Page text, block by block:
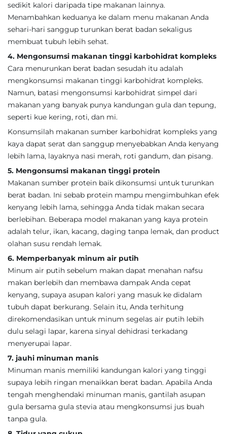
sedikit kalori daripada tipe makanan lainnya.
Menambahkan keduanya ke dalam menu makanan Anda
sehari-hari sanggup turunkan berat badan sekaligus
membuat tubuh lebih sehat.
4. Mengonsumsi makanan tinggi karbohidrat kompleks
Cara menurunkan berat badan sesudah itu adalah
mengkonsumsi makanan tinggi karbohidrat kompleks.
Namun, batasi mengonsumsi karbohidrat simpel dari
makanan yang banyak punya kandungan gula dan tepung,
seperti kue kering, roti, dan mi.
Konsumsilah makanan sumber karbohidrat kompleks yang
kaya dapat serat dan sanggup menyebabkan Anda kenyang
lebih lama, layaknya nasi merah, roti gandum, dan pisang.
5. Mengonsumsi makanan tinggi protein
Makanan sumber protein baik dikonsumsi untuk turunkan
berat badan. Ini sebab protein mampu mengimbuhkan efek
kenyang lebih lama, sehingga Anda tidak makan secara
berlebihan. Beberapa model makanan yang kaya protein
adalah telur, ikan, kacang, daging tanpa lemak, dan product
olahan susu rendah lemak.
6. Memperbanyak minum air putih
Minum air putih sebelum makan dapat menahan nafsu
makan berlebih dan membawa dampak Anda cepat
kenyang, supaya asupan kalori yang masuk ke didalam
tubuh dapat berkurang. Selain itu, Anda terhitung
direkomendasikan untuk minum segelas air putih lebih
dulu selagi lapar, karena sinyal dehidrasi terkadang
menyerupai lapar.
7. jauhi minuman manis
Minuman manis memiliki kandungan kalori yang tinggi
supaya lebih ringan menaikkan berat badan. Apabila Anda
tengah menghendaki minuman manis, gantilah asupan
gula bersama gula stevia atau mengkonsumsi jus buah
tanpa gula.